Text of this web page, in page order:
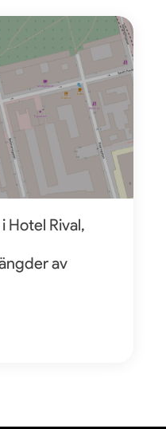
Hotel Rival,
av